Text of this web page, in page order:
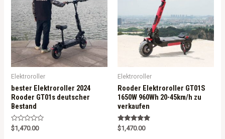
Elektroroller
bester Elektroroller 2024
Rooder GT01s deutscher
Bestand
R
a
$1,470.00
Elektroroller
Rooder Elektroroller GT01S
1650W 960Wh 20-45km/h zu
verkaufen
Rated
5.00
$1,470.00